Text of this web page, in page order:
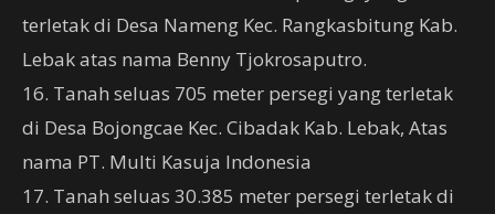
terletak di Desa Nameng Kec. Rangkasbitung Kab.
Lebak atas nama Benny Tjokrosaputro.
16. Tanah seluas 705 meter persegi yang terletak
di Desa Bojongcae Kec. Cibadak Kab. Lebak, Atas
nama PT. Multi Kasuja Indonesia
17. Tanah seluas 30.385 meter persegi terletak di